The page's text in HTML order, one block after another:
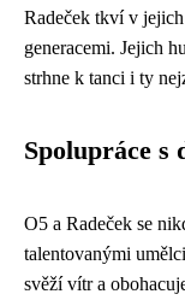
Radeček tkví v
generacemi. Jejich
strhne k tanci i ty
Spolupráce s
O5 a Radeček se
talentovanými
svěží vítr a